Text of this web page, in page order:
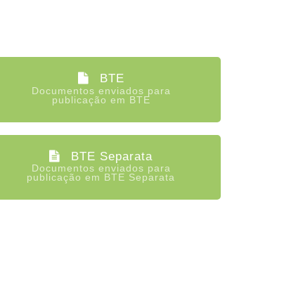
BTE
Documentos enviados para
publicação em BTE
BTE Separata
Documentos enviados para
publicação em BTE Separata